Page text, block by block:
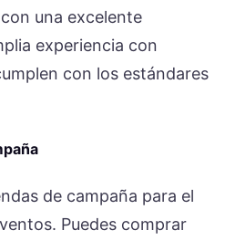
una excelente
experiencia con
con los estándares
de campaña para el
Puedes comprar